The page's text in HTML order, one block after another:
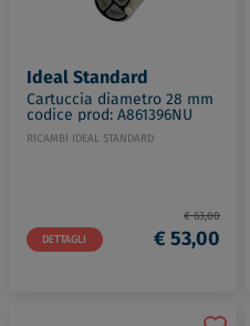
Ideal Standard
Cartuccia diametro 28 mm
codice prod: A861396NU
RICAMBI IDEAL STANDARD
DETTAGLI
€ 63,00
€ 53,00